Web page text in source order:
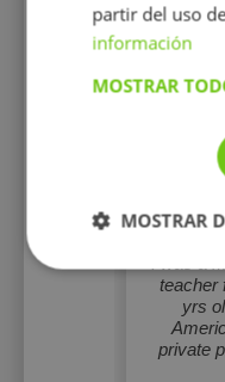
teacher
yrs old). I
private
partir del uso
información
MOSTRAR
MOSTRAR